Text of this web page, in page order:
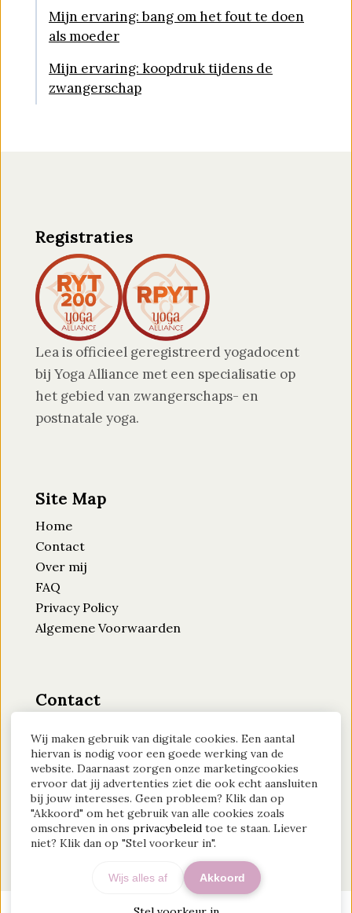
Mijn ervaring: bang om het fout te doen
als moeder
Mijn ervaring: koopdruk tijdens de
zwangerschap
Registraties
Lea is officieel geregistreerd yogadocent
bij Yoga Alliance met een specialisatie op
het gebied van zwangerschaps- en
postnatale yoga.
Site Map
Home
Contact
Over mij
FAQ
Privacy Policy
Algemene Voorwaarden
Contact
KVK-nummer: 94884870
Btw-id: NL004689016B40
Contact?Klik hier
Wij maken gebruik van digitale cookies. Een aantal
hiervan is nodig voor een goede werking van de
website. Daarnaast zorgen onze marketingcookies
ervoor dat jij advertenties ziet die ook echt aansluiten
bij jouw interesses. Geen probleem? Klik dan op
"Akkoord" om het gebruik van alle cookies zoals
omschreven in ons privacybeleidtoe te staan. Liever
niet? Klik dan op "Stel voorkeur in".
Wijs alles af Akkoord